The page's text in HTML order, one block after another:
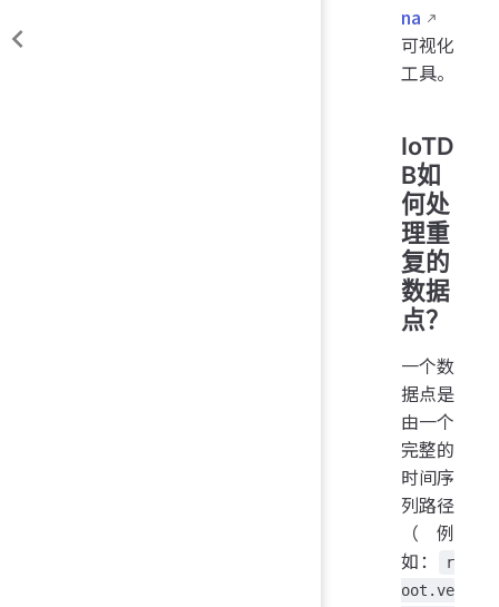
na
可视化
工具。
IoTD
B如
何处
理重
复的
数据
点？
一个数
据点是
由一个
完整的
时间序
列路径
（例
如：
r
oot.ve